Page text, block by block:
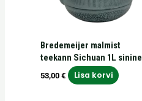
Bredemeijer malmist
teekann Sichuan 1L sinine
53,00€ Lisa korvi